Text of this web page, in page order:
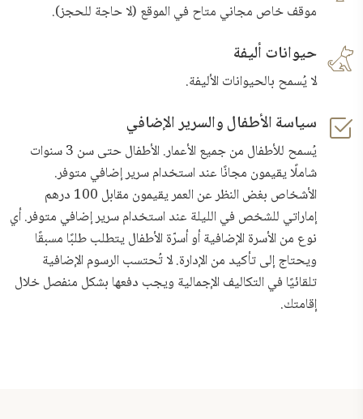
موقف خاص مجاني متاح في الموقع (لا حاجة للحجز).
حيوانات أليفة
لا يُسمح بالحيوانات الأليفة.
سياسة الأطفال والسرير الإضافي
يُسمح للأطفال من جميع الأعمار. الأطفال حتى سن 3 سنوات
شاملًا يقيمون مجانًا عند استخدام سرير إضافي متوفر.
الأشخاص بغض النظر عن العمر يقيمون مقابل 100 درهم
إماراتي للشخص في الليلة عند استخدام سرير إضافي متوفر. أي
نوع من الأسرة الإضافية أو أسرّة الأطفال يتطلب طلبًا مسبقًا
ويحتاج إلى تأكيد من الإدارة. لا تُحتسب الرسوم الإضافية
تلقائيًا في التكاليف الإجمالية ويجب دفعها بشكل منفصل خلال
إقامتك.